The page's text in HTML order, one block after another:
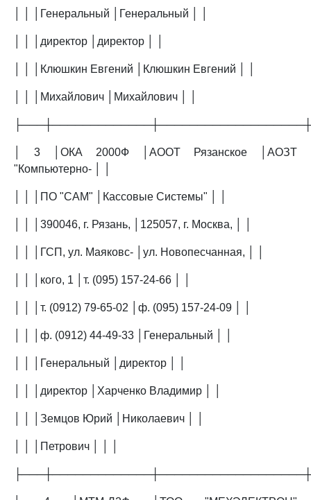
│ │ │Генеральный │Генеральный │ │
│ │ │директор │директор │ │
│ │ │Клюшкин Евгений │Клюшкин Евгений │ │
│ │ │Михайлович │Михайлович │ │
│ 3 │ОКА 2000Ф │АООТ Рязанское │АОЗТ
"Компьютерно- │ │
│ │ │ПО "САМ" │Кассовые Системы" │ │
│ │ │390046, г. Рязань, │125057, г. Москва, │ │
│ │ │ГСП, ул. Маяковс- │ул. Новопесчанная, │ │
│ │ │кого, 1 │т. (095) 157-24-66 │ │
│ │ │т. (0912) 79-65-02 │ф. (095) 157-24-09 │ │
│ │ │ф. (0912) 44-49-33 │Генеральный │ │
│ │ │Генеральный │директор │ │
│ │ │директор │Харченко Владимир │ │
│ │ │Земцов Юрий │Николаевич │ │
│ │ │Петрович │ │ │